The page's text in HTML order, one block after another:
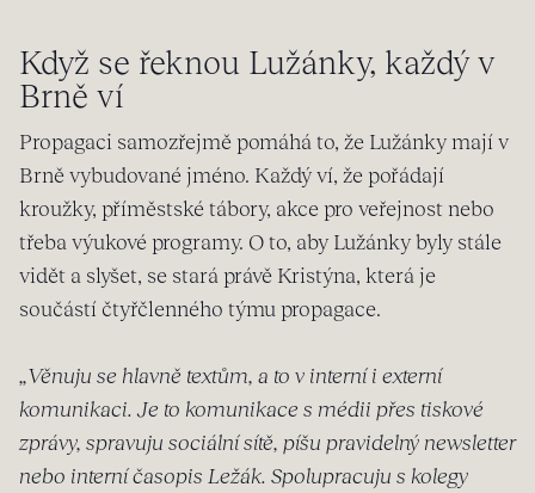
Když se řeknou Lužánky, každý v
Brně ví
Propagaci samozřejmě pomáhá to, že Lužánky mají v
Brně vybudované jméno. Každý ví, že pořádají
kroužky, příměstské tábory, akce pro veřejnost nebo
třeba výukové programy. O to, aby Lužánky byly stále
vidět a slyšet, se stará právě Kristýna, která je
součástí čtyřčlenného týmu propagace.
„Věnuju se hlavně textům, a to v interní i externí
komunikaci. Je to komunikace s médii přes tiskové
zprávy, spravuju sociální sítě, píšu pravidelný newsletter
nebo interní časopis Ležák. Spolupracuju s kolegy